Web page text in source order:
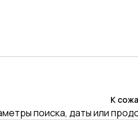
К
поиска, даты или